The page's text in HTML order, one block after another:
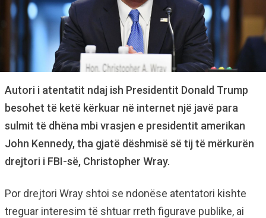
Autori i atentatit ndaj ish Presidentit Donald Trump
besohet të ketë kërkuar në internet një javë para
sulmit të dhëna mbi vrasjen e presidentit amerikan
John Kennedy, tha gjatë dëshmisë së tij të mërkurën
drejtori i FBI-së, Christopher Wray.
Por drejtori Wray shtoi se ndonëse atentatori kishte
treguar interesim të shtuar rreth figurave publike, ai